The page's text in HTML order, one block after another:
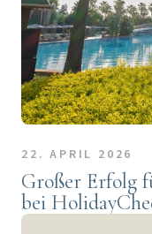
22. APRIL 2026
Großer Erfolg
bei